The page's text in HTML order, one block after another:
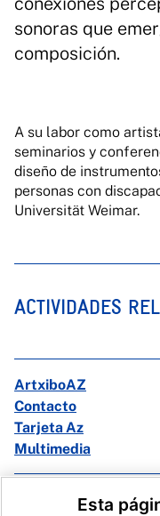
sonoras que
composición.
A su labor como
seminarios y
diseño de
personas con
Universität Weimar.
ACTIVIDADES
ArtxiboAZ
Contacto
Tarjeta Az
Multimedia
FacebookEsta